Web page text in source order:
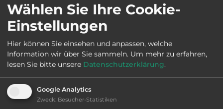
Telefon:
Ausstattung:
Wählen Sie Ihre Cookie-
Einstellungen
Hier können Sie einsehen und anpassen, welche
Information wir über Sie sammeln. Um mehr zu erfahren,
lesen Sie bitte unsere Datenschutzerklärung.
Google Analytics
Zweck: Besucher-Statistiken